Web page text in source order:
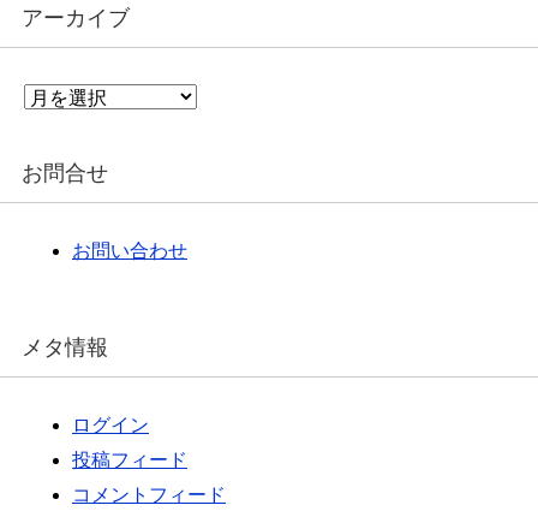
アーカイブ
ア
イ
お問合せ
お問い合わせ
メタ情報
ログイン
投稿フィード
コメントフィード